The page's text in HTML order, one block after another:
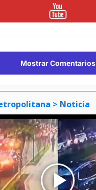
Mostrar Comentarios
> Noticia